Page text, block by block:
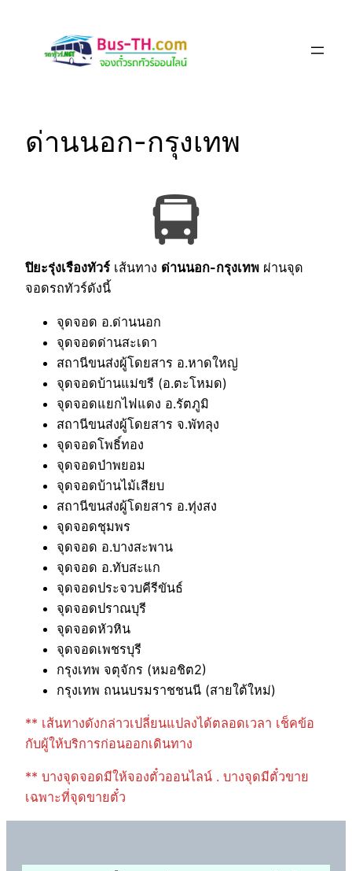
content
ด่านนอก-กรุงเทพ
ปิยะรุ่งเรืองทัวร์ เส้นทาง ด่านนอก-กรุงเทพ ผ่านจุด
จอดรถทัวร์ดังนี้
จุดจอด อ.ด่านนอก
จุดจอดด่านสะเดา
สถานีขนส่งผู้โดยสาร อ.หาดใหญ่
จุดจอดบ้านแม่ขรี (อ.ตะโหมด)
จุดจอดแยกไฟแดง อ.รัตภูมิ
สถานีขนส่งผู้โดยสาร จ.พัทลุง
จุดจอดโพธิ์ทอง
จุดจอดป่าพยอม
จุดจอดบ้านไม้เสียบ
สถานีขนส่งผู้โดยสาร อ.ทุ่งสง
จุดจอดชุมพร
จุดจอด อ.บางสะพาน
จุดจอด อ.ทับสะแก
จุดจอดประจวบคีรีขันธ์
จุดจอดปราณบุรี
จุดจอดหัวหิน
จุดจอดเพชรบุรี
กรุงเทพ จตุจักร (หมอชิต2)
กรุงเทพ ถนนบรมราชชนนี (สายใต้ใหม่)
** เส้นทางดังกล่าวเปลี่ยนแปลงได้ตลอดเวลา เช็คข้อ
กับผู้ให้บริการก่อนออกเดินทาง
** บางจุดจอดมีให้จองตั๋วออนไลน์ . บางจุดมีตั๋วขาย
เฉพาะที่จุดขายตั๋ว